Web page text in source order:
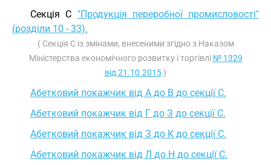
Секція C "Продукція переробної промисловості"
(розділи 10 - 33).
( Секція C із змінами, внесеними згідно з Наказом
Міністерства економічного розвитку і торгівлі № 1329
від 21.10.2015)
Абетковий покажчик від А до В до секції C.
Абетковий покажчик від Г до З до секції C.
Абетковий покажчик від З до К до секції C.
Абетковий покажчик від Л до Н до секції C.